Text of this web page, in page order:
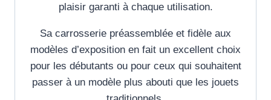
plaisir garanti à chaque utilisation.
Sa carrosserie préassemblée et fidèle aux
modèles d’exposition en fait un excellent choix
pour les débutants ou pour ceux qui souhaitent
passer à un modèle plus abouti que les jouets